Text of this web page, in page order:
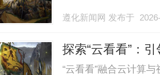
遵化新闻网 发布于
探索“云看看”：
“云看看”融合云计算